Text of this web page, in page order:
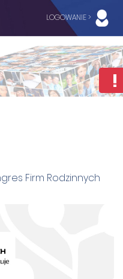
LOGOWANIE >
Firm Rodzinnych